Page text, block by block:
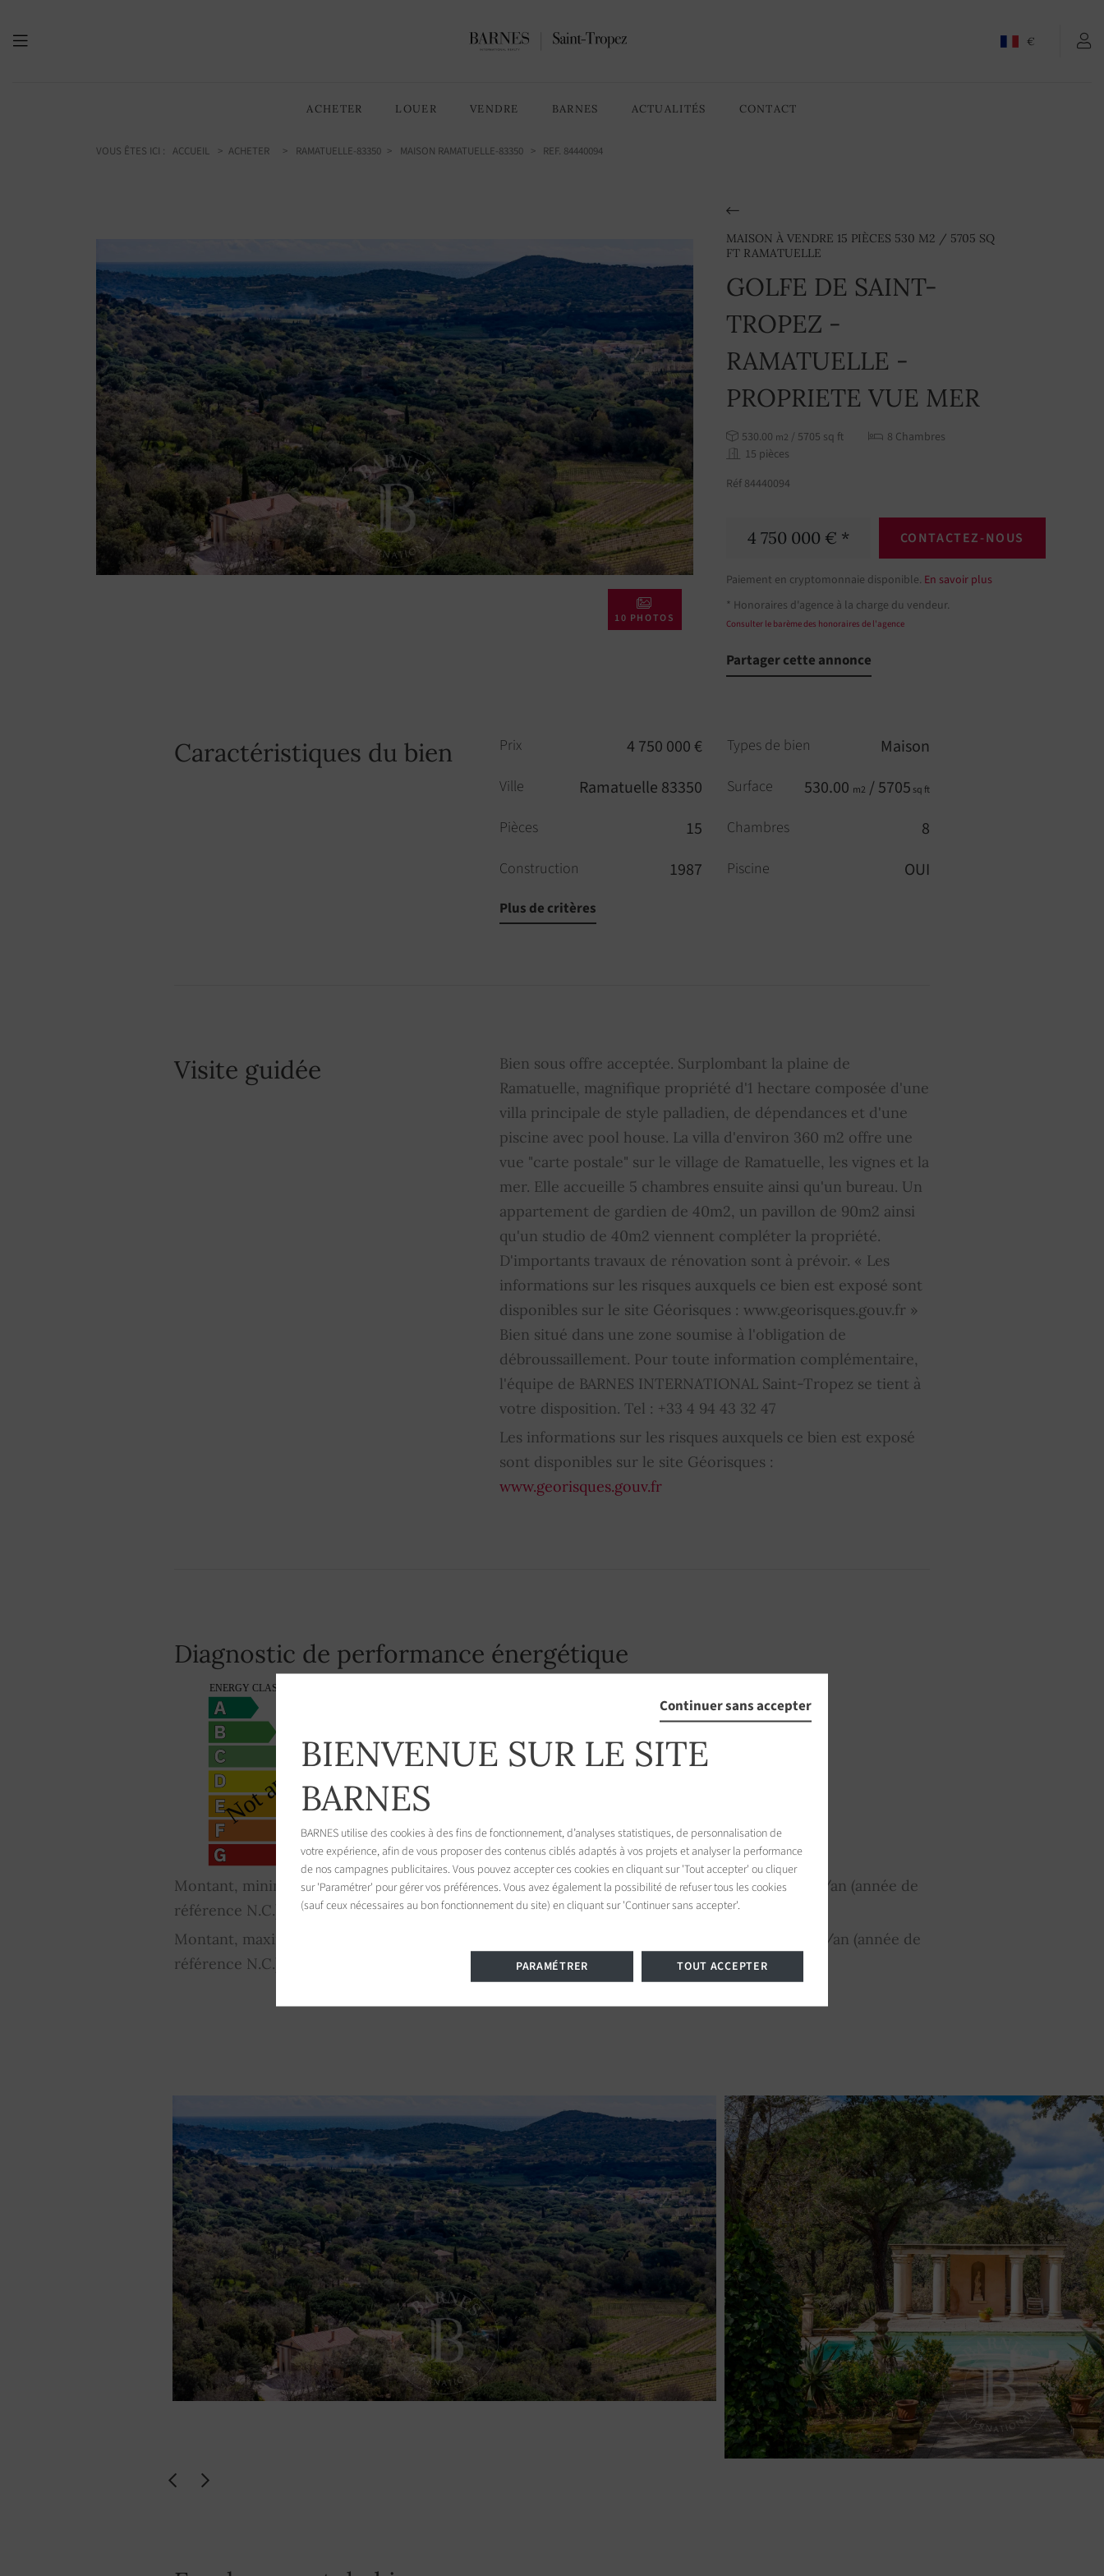
€
ACHETER LOUER VENDRE BARNES ACTUALITÉS CONTACT
VOUS ÊTES ICI : ACCUEIL ACHETER RAMATUELLE-83350 MAISON RAMATUELLE-83350 > REF. 84440094
10 PHOTOS
MAISON À VENDRE 15 PIÈCES 530 M2 / 5705 SQ
FT RAMATUELLE
GOLFE DE SAINT-
TROPEZ -
RAMATUELLE -
PROPRIETE VUE MER
530.00 m2 / 5705 sq ft
8 Chambres
15 pièces
Réf 84440094
4 750 000 € * CONTACTEZ-NOUS
Paiement en cryptomonnaie disponible. En savoir plus
* Honoraires d'agence à la charge du vendeur.
Consulter le barème des honoraires de l'agence
Partager cette annonce
Caractéristiques du bien Prix 4 750 000 € Types de bien Maison
Ville Ramatuelle 83350 Surface 530.00 m2 / 5705 sq ft
Pièces 15 Chambres 8
Construction 1987 Piscine OUI
Cheminée
Plus de critères
Visite guidée
Bien sous offre acceptée. Surplombant la plaine de
Ramatuelle, magnifique propriété d'1 hectare composée d'une
villa principale de style palladien, de dépendances et d'une
piscine avec pool house. La villa d'environ 360 m2 offre une
vue "carte postale" sur le village de Ramatuelle, les vignes et la
mer. Elle accueille 5 chambres ensuite ainsi qu'un bureau. Un
appartement de gardien de 40m2, un pavillon de 90m2 ainsi
qu'un studio de 40m2 viennent compléter la propriété.
D'importants travaux de rénovation sont à prévoir. « Les
informations sur les risques auxquels ce bien est exposé sont
disponibles sur le site Géorisques : www.georisques.gouv.fr »
Bien situé dans une zone soumise à l'obligation de
débroussaillement. Pour toute information complémentaire,
l'équipe de BARNES INTERNATIONAL Saint-Tropez se tient à
votre disposition. Tel : +33 4 94 43 32 47
Les informations sur les risques auxquels ce bien est exposé
sont disponibles sur le site Géorisques :
www.georisques.gouv.fr
Diagnostic de performance énergétique
Montant, minimum, estimé des dépenses annuelles d’énergie pour un usage standard : N.C. €/an (année de
référence N.C.)
Montant, maximum, estimé des dépenses annuelles d’énergie pour un usage standard : N.C. €/an (année de
référence N.C.)
Continuer sans accepter
BIENVENUE SUR LE SITE
BARNES
BARNES utilise des cookies à des fins de fonctionnement, d’analyses statistiques, de personnalisation de
votre expérience, afin de vous proposer des contenus ciblés adaptés à vos projets et analyser la performance
de nos campagnes publicitaires. Vous pouvez accepter ces cookies en cliquant sur 'Tout accepter' ou cliquer
sur 'Paramétrer' pour gérer vos préférences. Vous avez également la possibilité de refuser tous les cookies
(sauf ceux nécessaires au bon fonctionnement du site) en cliquant sur 'Continuer sans accepter'.
PARAMÉTRER TOUT ACCEPTER